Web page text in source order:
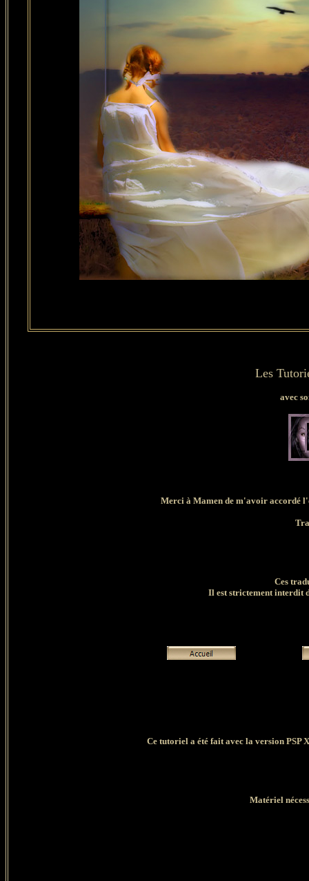
Les
avec
Merci à Mamen de m'avoir accordé
Ces
Il est strictement interdit
Ce tutoriel a été fait avec la version PSP
Matériel